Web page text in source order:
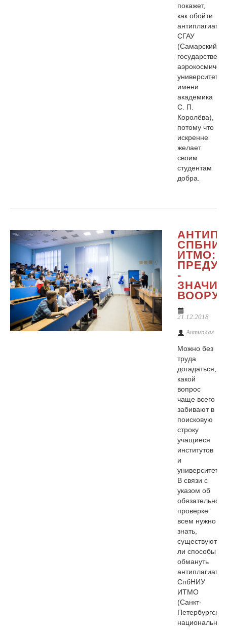
покажет,
как обойти
антиплагиат
СГАУ
(Самарский
университет
имени
академика
С. П.
Королёва),
потому что
искренне
желает
своим
студентам
добра.
ИТМО:
-
ЗНАЧИТ
21.12.2018
Антиплаг
Можно без
труда
догадаться,
какой
вопрос
чаще всего
забивают в
поисковую
строку
учащиеся
институтов
и
В связи с
указом об
обязательной
проверке
всем нужно
знать,
существуют
ли способы
обмануть
антиплагиат
СпбНИУ
ИТМО
(Санкт-
Петербургский
национальный